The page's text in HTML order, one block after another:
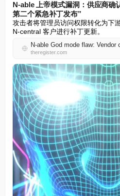
N-able 上帝模式漏洞：供应商确
第二个紧急补丁发布”
攻击者将管理员访问权限转化为下
N-central 客户进行补丁更新。
theregister.com